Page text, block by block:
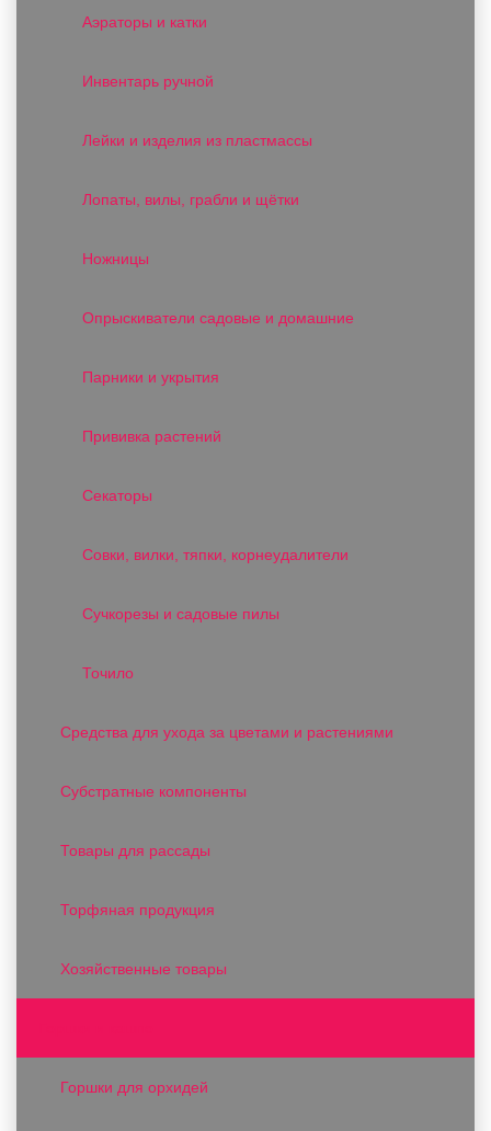
Аэраторы и катки
Инвентарь ручной
Лейки и изделия из пластмассы
Лопаты, вилы, грабли и щётки
Ножницы
Опрыскиватели садовые и домашние
Парники и укрытия
Прививка растений
Секаторы
Совки, вилки, тяпки, корнеудалители
Сучкорезы и садовые пилы
Точило
Средства для ухода за цветами и растениями
Субстратные компоненты
Товары для рассады
Торфяная продукция
Хозяйственные товары
Горшки для орхидей